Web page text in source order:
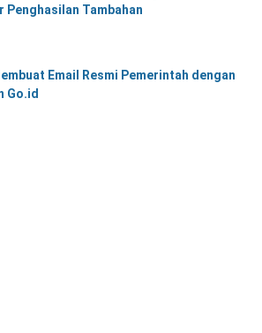
Penghasilan Tambahan
Email Resmi Pemerintah dengan
Go.id